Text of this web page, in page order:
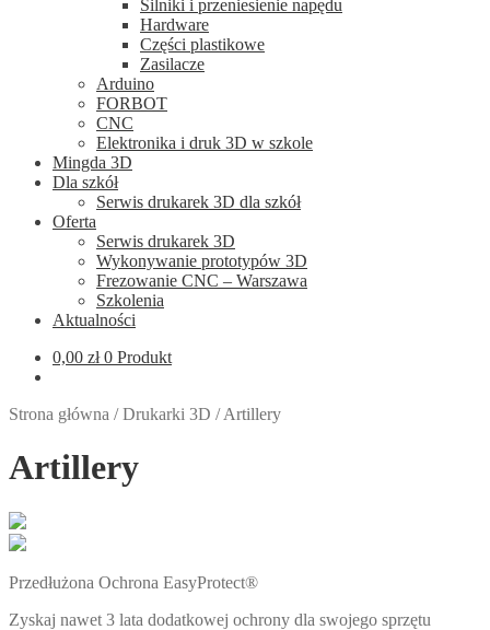
Silniki i przeniesienie napędu
Hardware
Części plastikowe
Zasilacze
Arduino
FORBOT
CNC
Elektronika i druk 3D w szkole
Mingda 3D
Dla szkół
Serwis drukarek 3D dla szkół
Oferta
Serwis drukarek 3D
Wykonywanie prototypów 3D
Frezowanie CNC – Warszawa
Szkolenia
Aktualności
0,00 zł 0 Produkt
Strona główna /Drukarki 3D /Artillery
Artillery
Przedłużona Ochrona EasyProtect®
Zyskaj nawet 3 lata dodatkowej ochrony dla swojego sprzętu